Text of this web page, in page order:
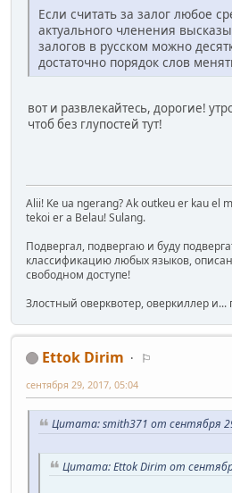
Если считать за залог любое
актуального членения
залогов в русском можно
достаточно порядок слов
вот и развлекайтесь, дорогие!
чтоб без глупостей тут!
Alii! Ke ua ngerang? Ak outkeu er kau el
tekoi er a Belau! Sulang.
Подвергал, подвергаю и буду
классификацию любых языков,
свободном доступе!
Злостный оверквотер, оверкиллер и...
Ettok Dirim
⚐
сентября 29, 2017, 05:04
Цитата: smith371 от сентября
Цитата: Ettok Dirim от